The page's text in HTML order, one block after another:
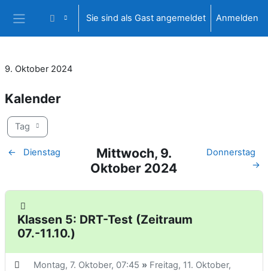
Website-Übersicht
Sie sind als Gast angemeldet Anmelden
9. Oktober 2024
Kalender
Tag
← Dienstag
Mittwoch, 9.
Oktober 2024
Donnerstag
→
Klassen 5: DRT-Test (Zeitraum
07.-11.10.)
Montag, 7. Oktober, 07:45 » Freitag, 11. Oktober,